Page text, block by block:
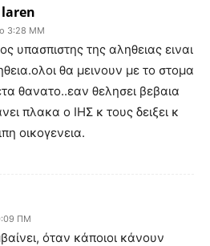
3:28 ΜΜ
υπασπιστης της αληθειας ειναι
θα μεινουν με το στομα
θανατο..εαν θελησει βεβαια
πλακα ο ΙΗΣ κ τους δειξει κ
οικογενεια.
ΠΜ
όταν κάποιοι κάνουν